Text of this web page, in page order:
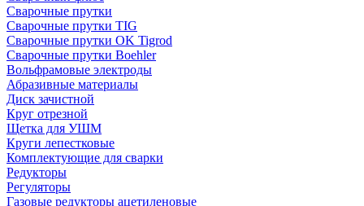
Сварочные прутки
Сварочные прутки TIG
Сварочные прутки OK Tigrod
Сварочные прутки Boehler
Вольфрамовые электроды
Абразивные материалы
Диск зачистной
Круг отрезной
Щетка для УШМ
Круги лепестковые
Комплектующие для сварки
Редукторы
Регуляторы
Газовые редукторы ацетиленовые